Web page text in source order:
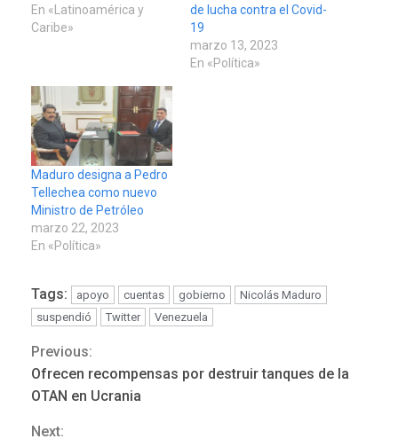
En «Latinoamérica y
Caribe»
de lucha contra el Covid-
19
marzo 13, 2023
En «Política»
Maduro designa a Pedro
Tellechea como nuevo
Ministro de Petróleo
marzo 22, 2023
En «Política»
Tags: apoyo cuentas gobierno
Nicolás Maduro
suspendió
Twitter Venezuela
Continue
Reading
Previous:
Ofrecen recompensas por destruir tanques de la
OTAN en Ucrania
Next: